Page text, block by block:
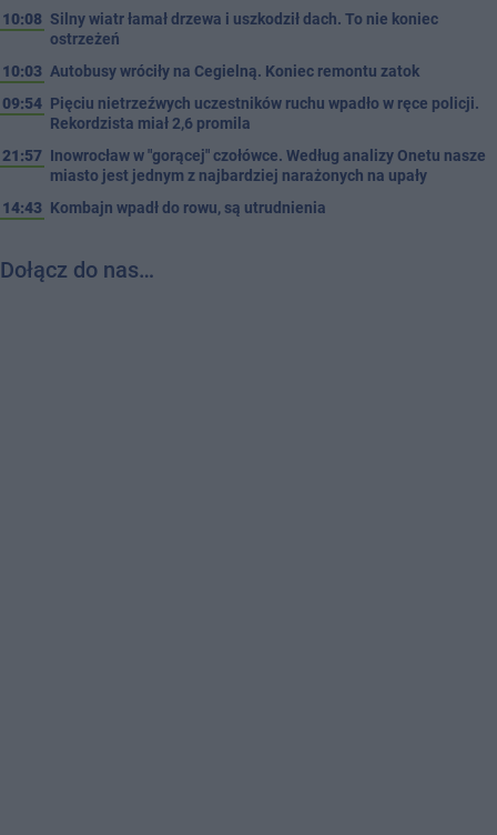
10:08 Silny wiatr łamał drzewa i uszkodził dach. To nie koniec
ostrzeżeń
10:03 Autobusy wróciły na Cegielną. Koniec remontu zatok
09:54 Pięciu nietrzeźwych uczestników ruchu wpadło w ręce policji.
Rekordzista miał 2,6 promila
21:57 Inowrocław w "gorącej" czołówce. Według analizy Onetu nasze
miasto jest jednym z najbardziej narażonych na upały
14:43 Kombajn wpadł do rowu, są utrudnienia
Dołącz do nas…